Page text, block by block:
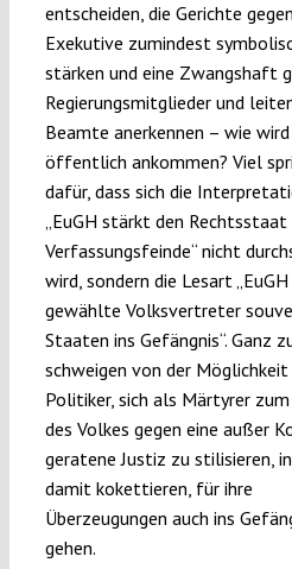
entscheiden, die Gerichte
Exekutive zumindest
stärken und eine Zwangshaft
Regierungsmitglieder und
Beamte anerkennen – wie wird
öffentlich ankommen? Viel
dafür, dass sich die
„EuGH stärkt den Rechtsstaat
Verfassungsfeinde“ nicht
wird, sondern die Lesart
gewählte Volksvertreter
Staaten ins Gefängnis“. Ganz
schweigen von der
Politiker, sich als Märtyrer
des Volkes gegen eine außer
geratene Justiz zu stilisieren,
damit kokettieren, für ihre
Überzeugungen auch ins
gehen.